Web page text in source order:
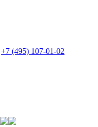
+7 (495) 107-01-02